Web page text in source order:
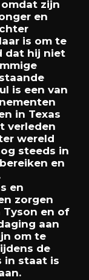
omdat zijn
en
is om te
dat hij niet
is een van
in Texas
verleden
wereld
steeds in
bereiken en
en
zorgen
Tyson en of
aan
om te
de
in staat is